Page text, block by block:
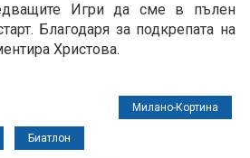
Игри да сме в пълен
Благодаря за подкрепата на
Христова.
Милано-Кортина
Биатлон